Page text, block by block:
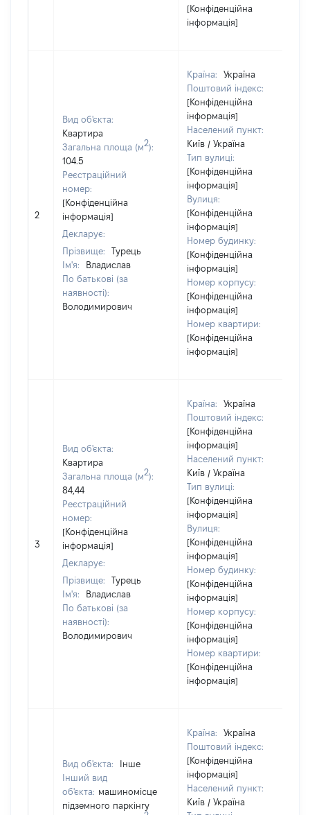
[Конфіденційна
інформація]
2
Вид об'єкта:
Квартира
Загальна площа (м2):
104.5
Реєстраційний
номер:
[Конфіденційна
інформація]
Декларує:
Прізвище:
Турець
Ім'я:
Владислав
По батькові (за
наявності):
Володимирович
Країна:
Україна
Поштовий індекс:
[Конфіденційна
інформація]
Населений пункт:
Київ / Україна
Тип вулиці:
[Конфіденційна
інформація]
Вулиця:
[Конфіденційна
інформація]
Номер будинку:
[Конфіденційна
інформація]
Номер корпусу:
[Конфіденційна
інформація]
Номер квартири:
[Конфіденційна
інформація]
3
Вид об'єкта:
Квартира
Загальна площа (м2):
84,44
Реєстраційний
номер:
[Конфіденційна
інформація]
Декларує:
Прізвище:
Турець
Ім'я:
Владислав
По батькові (за
наявності):
Володимирович
Країна:
Україна
Поштовий індекс:
[Конфіденційна
інформація]
Населений пункт:
Київ / Україна
Тип вулиці:
[Конфіденційна
інформація]
Вулиця:
[Конфіденційна
інформація]
Номер будинку:
[Конфіденційна
інформація]
Номер корпусу:
[Конфіденційна
інформація]
Номер квартири:
[Конфіденційна
інформація]
Вид об'єкта:
Інше
Інший вид
об'єкта: машиномісце
підземного паркінгу
Країна:
Україна
Поштовий індекс:
[Конфіденційна
інформація]
Населений пункт:
Київ / Україна